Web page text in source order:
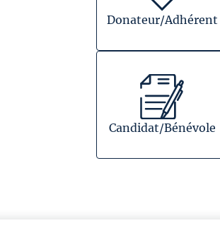
Donateur/Adhérent
Candidat/Bénévole